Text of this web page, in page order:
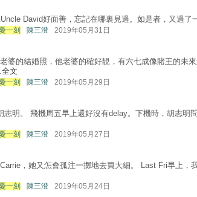
David好面善，忘記在哪裏見過。如是者，又過了
一刻 陳三澄 2019年05月31日
婆的結婚照，他老婆的確好靚，有六七成像賭王的未
全文
一刻 陳三澄 2019年05月29日
志明。 飛機周五早上還好沒有delay。下機時，胡志明
一刻 陳三澄 2019年05月27日
，她又怎會孤注一擲地去買大細。 Last Fri早上，
一刻 陳三澄 2019年05月24日